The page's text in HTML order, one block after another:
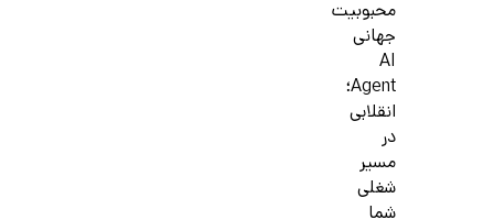
محبوبیت
جهانی
AI
Agent؛
انقلابی
در
مسیر
شغلی